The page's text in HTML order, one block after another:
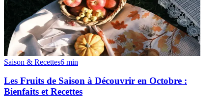
Saison & Recettes6 min
Les Fruits de Saison à Découvrir en Octobre :
Bienfaits et Recettes